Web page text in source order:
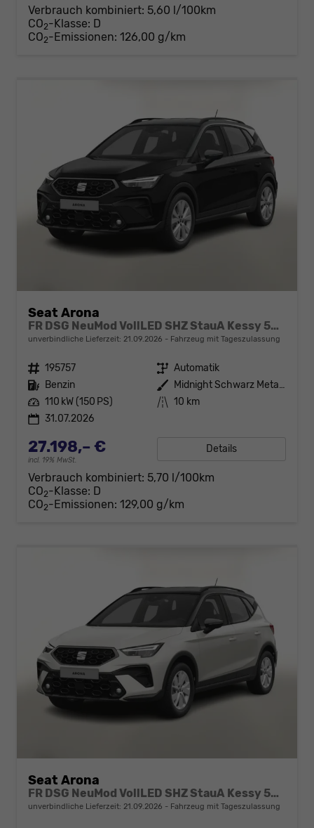
Verbrauch kombiniert: 5,60 l/100km
CO2-Klasse: D
CO2-Emissionen: 126,00 g/km
Seat Arona
FR DSG NeuMod VollLED SHZ StauA Kessy 5JGa
unverbindliche Lieferzeit: 21.09.2026 Fahrzeug mit Tageszulassung
Fahrzeugnr. 195757 Getriebe Automatik
Kraftstoff Benzin Außenfarbe
Midnight Schwarz Metallic / Dach
Leistung 110 kW (150 PS) Kilometerstand 10 km
31.07.2026
27.198,– €
incl. 19% MwSt.
Details
Verbrauch kombiniert: 5,70 l/100km
CO2-Klasse: D
CO2-Emissionen: 129,00 g/km
Seat Arona
FR DSG NeuMod VollLED SHZ StauA Kessy 5JGa
unverbindliche Lieferzeit: 21.09.2026 Fahrzeug mit Tageszulassung